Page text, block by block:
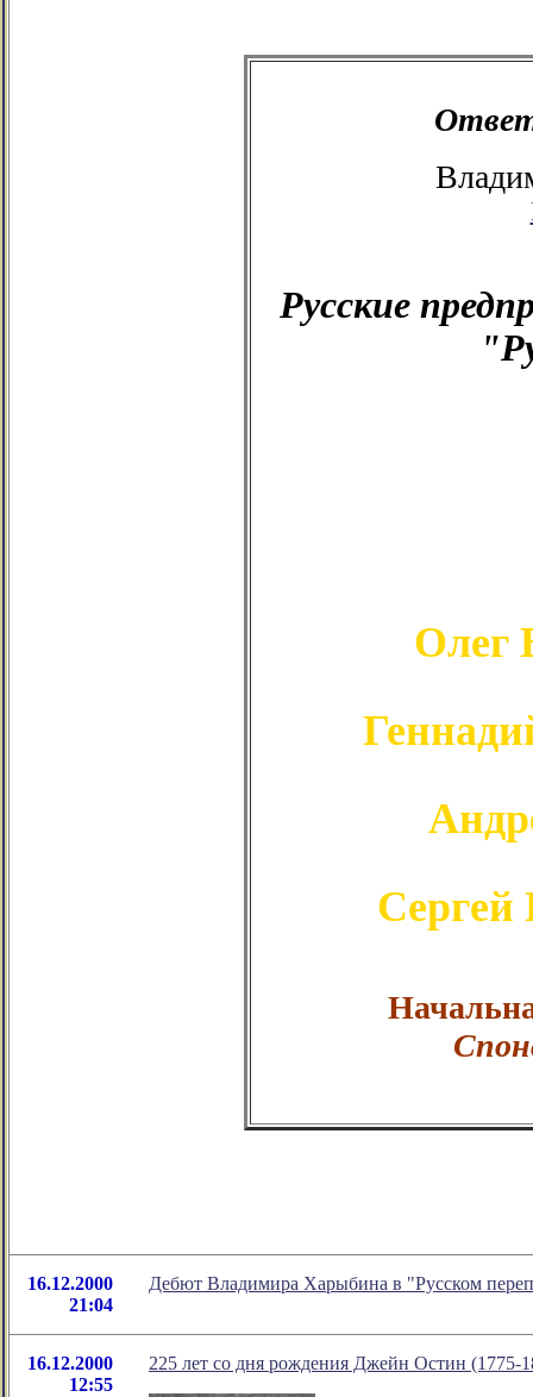
Русские
Олег
Сергей
16.12.2000
21:04
Дебют Владимира Харыбина в "Русском
16.12.2000
12:55
225 лет со дня рождения Джейн Остин (1775-